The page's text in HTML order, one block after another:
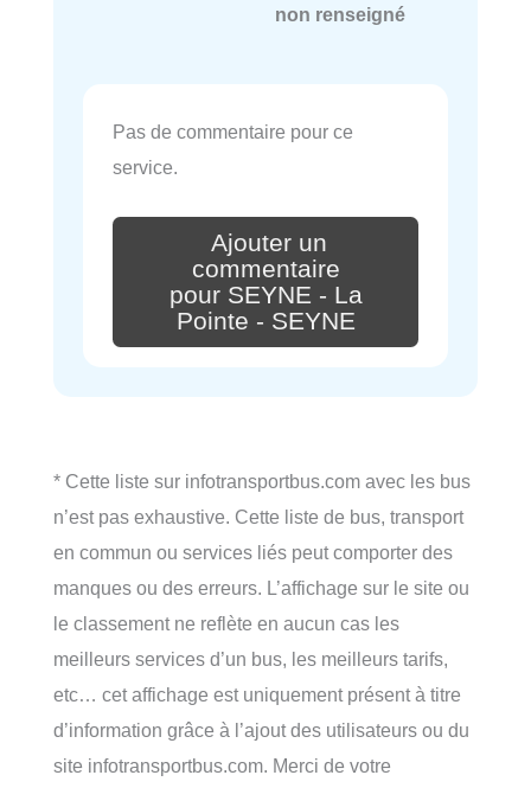
non renseigné
Pas de commentaire pour ce
service.
Ajouter un
commentaire
pour SEYNE - La
Pointe - SEYNE
* Cette liste sur infotransportbus.com avec les bus
n’est pas exhaustive. Cette liste de bus, transport
en commun ou services liés peut comporter des
manques ou des erreurs. L’affichage sur le site ou
le classement ne reflète en aucun cas les
meilleurs services d’un bus, les meilleurs tarifs,
etc… cet affichage est uniquement présent à titre
d’information grâce à l’ajout des utilisateurs ou du
site infotransportbus.com. Merci de votre